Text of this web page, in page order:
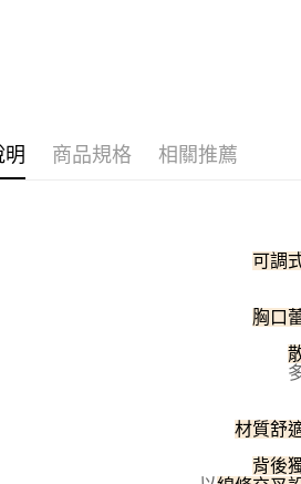
明 商品規格 相關推薦
可調
胸口
材質舒
背後